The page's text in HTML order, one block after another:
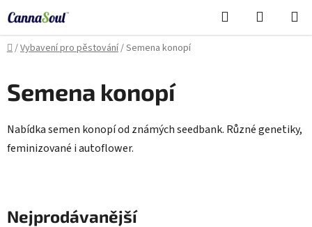
na
obsah
Hledat
KOŠÍK
Domů
/Vybavení pro pěstování/Semena konopí
Semena konopí
Nabídka semen konopí od známých seedbank. Různé genetiky,
feminizované i autoflower.
Nejprodávanější
Cannasoul Asistent